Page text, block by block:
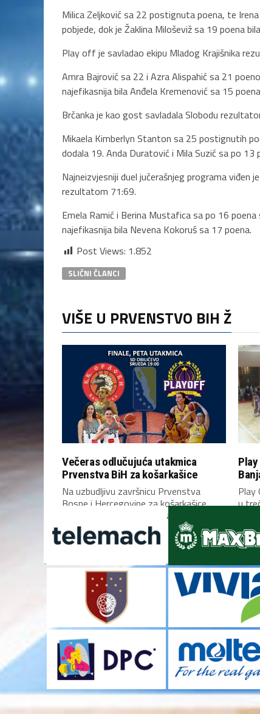
Milica Zeljković sa 22 postignuta poena, te
pobjede, dok je Žaklina Miloševiž sa 19 poena
Play off je savladao ekipu Mladog Krajišnika
Amra Bajrović sa 22 i Azra Alispahić sa 21
najefikasnija bila Anđela Kremenović sa 15
Brčanka je kao gost savladala Slobodu
Mikaela Kimberlyn Stanton sa 25 postignutih
dodala 19. Anda Duratović i Mila Suzić sa po
Najneizvjesniji duel jučerašnjeg programa viđen
rezultatom 71:69.
Emela Ramić i Berina Mustafica sa po 16
najefikasnija bila Nevena Kokoruš sa 17 poena.
Post Views: 1.852
SLIČNI ČLANCI
VIŠE U PRVENSTVO BIH Ž
Večeras odlučujuća utakmica
Prvenstva BiH za košarkašice
Na uzbudljivu završnicu Prvenstva
Bosne i Hercegovine za košarkašice
večeras će biti stavljena tačka....
Play
u